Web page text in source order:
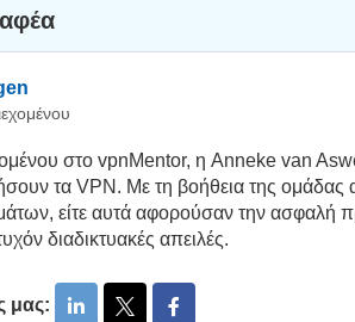
στο vpnMentor, η Anneke van
τα VPN. Με τη βοήθεια της
είτε αυτά αφορούσαν την ασφαλή
διαδικτυακές απειλές.
μας: